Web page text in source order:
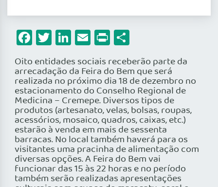
Facebook
Twitter
LinkedIn
Email
Print
Oito entidades sociais receberão parte da
arrecadação da Feira do Bem que será
realizada no próximo dia 18 de dezembro no
estacionamento do Conselho Regional de
Medicina – Cremepe. Diversos tipos de
produtos (artesanato, velas, bolsas, roupas,
acessórios, mosaico, quadros, caixas, etc.)
estarão à venda em mais de sessenta
barracas. No local também haverá para os
visitantes uma pracinha de alimentação com
diversas opções. A Feira do Bem vai
funcionar das 15 às 22 horas e no período
também serão realizadas apresentações